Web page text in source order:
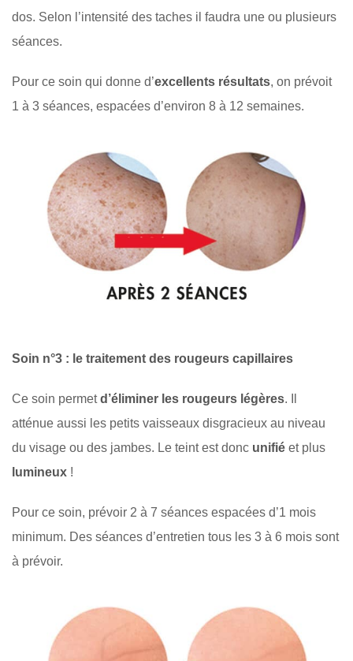
dos. Selon l’intensité des taches il faudra une ou plusieurs
séances.
Pour ce soin qui donne d’excellents résultats, on prévoit
1 à 3 séances, espacées d’environ 8 à 12 semaines.
Soin n°3 : le traitement des rougeurs capillaires
Ce soin permetd’éliminer les rougeurs légères. Il
atténue aussi les petits vaisseaux disgracieux au niveau
du visage ou des jambes. Le teint est donc unifié et plus
lumineux !
Pour ce soin, prévoir 2 à 7 séances espacées d’1 mois
minimum. Des séances d’entretien tous les 3 à 6 mois sont
à prévoir.